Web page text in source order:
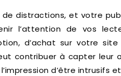
de distractions, et votre
l’attention de vos
d’achat sur votre
contribuer à capter leur
d’être intrusifs